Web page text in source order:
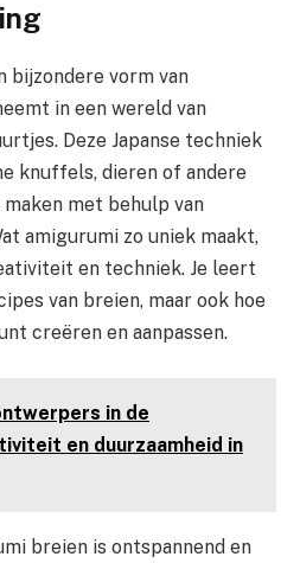
bijzondere vorm van
in een wereld van
Deze Japanse techniek
knuffels, dieren of andere
met behulp van
amigurumi zo uniek maakt,
en techniek. Je leert
van breien, maar ook hoe
creëren en aanpassen.
in de
en duurzaamheid in
breien is ontspannend en